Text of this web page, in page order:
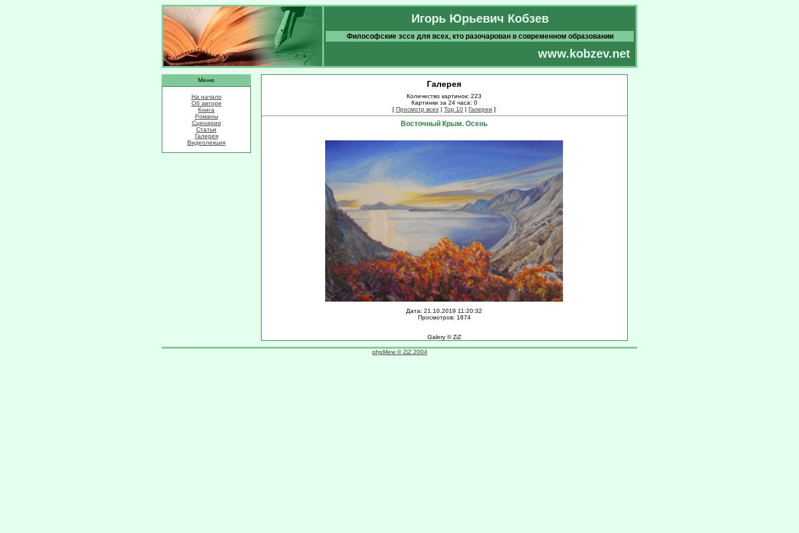
Игорь Юрьевич Кобзев
Философские эссе для всех, кто разочарован в современном образовании
www.kobzev.net
Меню
На начало
Об авторе
Книга
Романы
Сценарии
Статьи
Галерея
Видеолекция
Галерея
Количество картинок: 223
Картинки за 24 часа: 0
[ Просмотр всех | Top 10 | Галереи ]
Восточный Крым. Осень
Дата: 21.10.2019 11:20:32
Просмотров: 1874
Galery © ZiZ
phpMew © ZiZ 2004